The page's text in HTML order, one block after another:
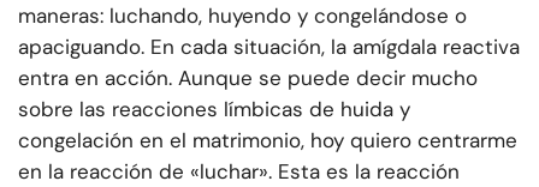
maneras: luchando, huyendo y congelándose o
apaciguando. En cada situación, la amígdala reactiva
entra en acción. Aunque se puede decir mucho
sobre las reacciones límbicas de huida y
congelación en el matrimonio, hoy quiero centrarme
en la reacción de «luchar». Esta es la reacción